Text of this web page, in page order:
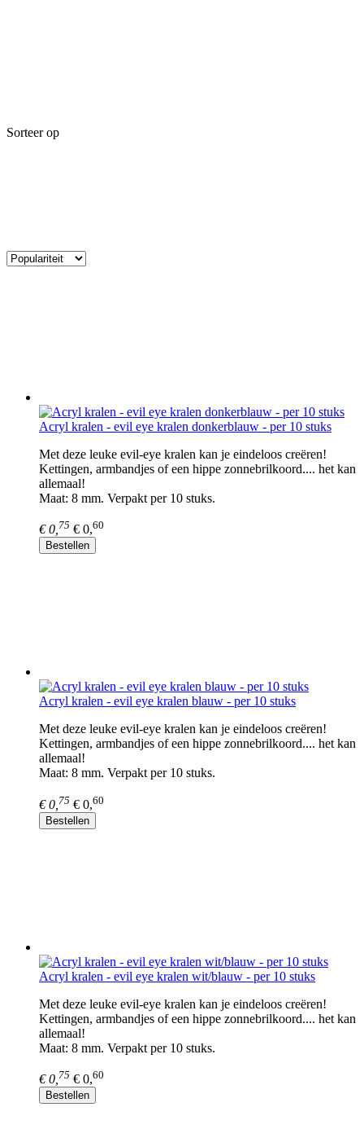
Sorteer op
Acryl kralen - evil eye kralen donkerblauw - per 10 stuks
Met deze leuke evil-eye kralen kan je eindeloos creëren!
Kettingen, armbandjes of een hippe zonnebrilkoord.... het kan
allemaal!
Maat: 8 mm. Verpakt per 10 stuks.
€ 0, 75 € 0,60
Bestellen
Acryl kralen - evil eye kralen blauw - per 10 stuks
Met deze leuke evil-eye kralen kan je eindeloos creëren!
Kettingen, armbandjes of een hippe zonnebrilkoord.... het kan
allemaal!
Maat: 8 mm. Verpakt per 10 stuks.
€ 0, 75 € 0,60
Bestellen
Acryl kralen - evil eye kralen wit/blauw - per 10 stuks
Met deze leuke evil-eye kralen kan je eindeloos creëren!
Kettingen, armbandjes of een hippe zonnebrilkoord.... het kan
allemaal!
Maat: 8 mm. Verpakt per 10 stuks.
€ 0, 75 € 0,60
Bestellen